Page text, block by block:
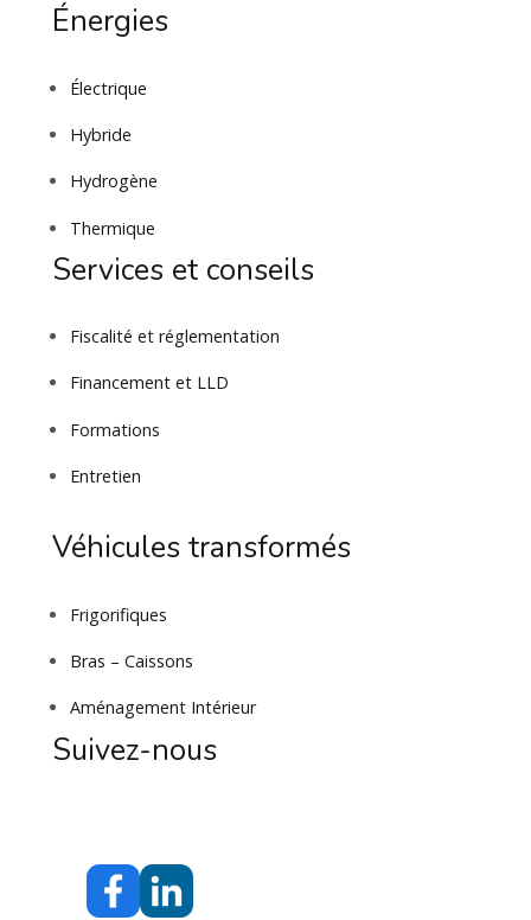
Énergies
Électrique
Hybride
Hydrogène
Thermique
Services et conseils
Fiscalité et réglementation
Financement et LLD
Formations
Entretien
Véhicules transformés
Frigorifiques
Bras – Caissons
Aménagement Intérieur
Suivez-nous